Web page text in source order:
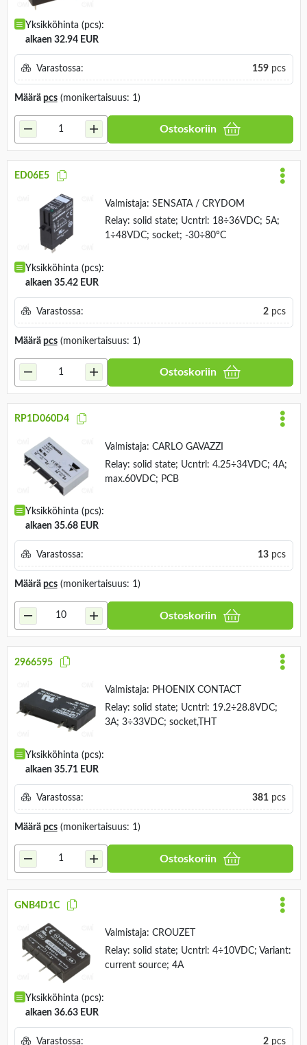
Yksikköhinta (pcs):
alkaen 32.94 EUR
Varastossa: 159pcs
Määrä pcs(monikertaisuus: 1)
Ostoskoriin
ED06E5
Valmistaja: SENSATA / CRYDOM
Relay: solid state; Ucntrl: 18÷36VDC; 5A;
1÷48VDC; socket; -30÷80°C
Yksikköhinta (pcs):
alkaen 35.42 EUR
Varastossa: 2pcs
Määrä pcs(monikertaisuus: 1)
Ostoskoriin
RP1D060D4
Valmistaja: CARLO GAVAZZI
Relay: solid state; Ucntrl: 4.25÷34VDC; 4A;
max.60VDC; PCB
Yksikköhinta (pcs):
alkaen 35.68 EUR
Varastossa: 13pcs
Määrä pcs(monikertaisuus: 1)
Ostoskoriin
2966595
Valmistaja: PHOENIX CONTACT
Relay: solid state; Ucntrl: 19.2÷28.8VDC;
3A; 3÷33VDC; socket,THT
Yksikköhinta (pcs):
alkaen 35.71 EUR
Varastossa: 381pcs
Määrä pcs(monikertaisuus: 1)
Ostoskoriin
GNB4D1C
Valmistaja: CROUZET
Relay: solid state; Ucntrl: 4÷10VDC; Variant:
current source; 4A
Yksikköhinta (pcs):
alkaen 36.63 EUR
Varastossa: 2pcs